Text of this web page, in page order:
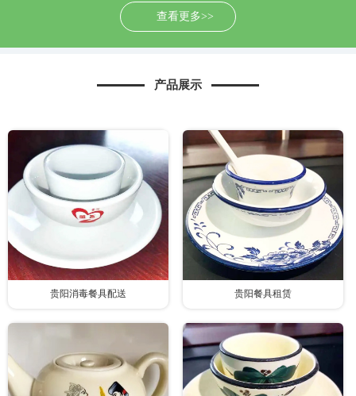
查看更多>>
产品展示
贵阳消毒餐具配送 贵阳餐具租赁